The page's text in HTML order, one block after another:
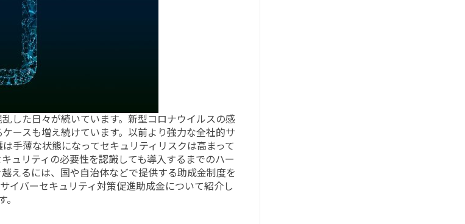
した日々が続いています。新型コロナウイルスの感
ースも増え続けています。以前より強力な全社的サ
手薄な状態になってセキュリティリスクは高まって
ュリティの必要性を認識しても導入するまでのハー
えるには、国や自治体などで提供する助成金制度を
イバーセキュリティ対策促進助成金について紹介し